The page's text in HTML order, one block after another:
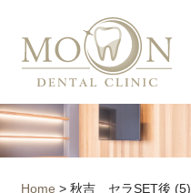
Home > 秋吉 セラSET後 (5)